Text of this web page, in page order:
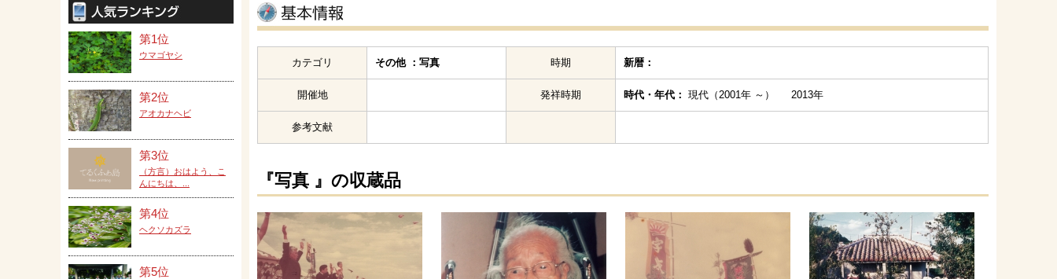
カテゴリ その他 ：写真 時期 新暦：
開催地 発祥時期 時代・年代： 現代（2001年 ～） 2013年
参考文献
『写真 』の収蔵品
第1位
ウマゴヤシ
第2位
アオカナヘビ
第3位
（方言）おはよう、こ
んにちは、...
第4位
ヘクソカズラ
第5位